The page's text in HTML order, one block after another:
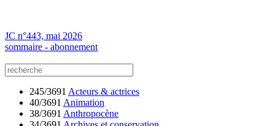
JC n°443, mai 2026
sommaire - abonnement
245/3691 Acteurs & actrices
40/3691 Animation
38/3691 Anthropocène